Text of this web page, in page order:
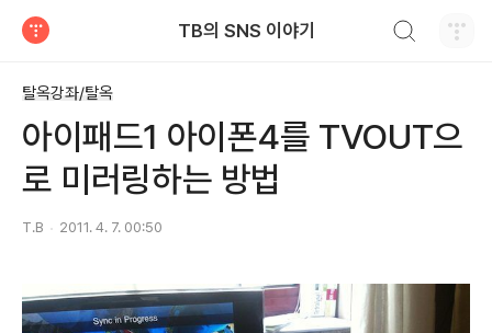
TB의 SNS 이야기
탈옥강좌/탈옥
아이패드1 아이폰4를 TVOUT으
로 미러링하는 방법
T.B 2011. 4. 7. 00:50